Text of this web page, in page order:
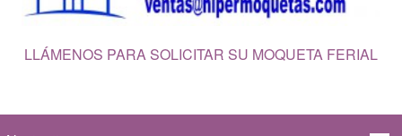
LLÁMENOS PARA SOLICITAR SU MOQUETA FERIAL